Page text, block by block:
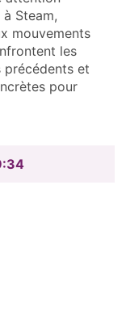
Steam,
mouvements
les
précédents et
pour